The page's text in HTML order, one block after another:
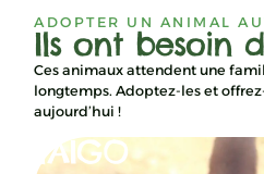
ADOPTER UN ANIMAL
Ils ont besoin
Ces animaux attendent une
longtemps. Adoptez-les et
aujourd’hui !
TAÏGO